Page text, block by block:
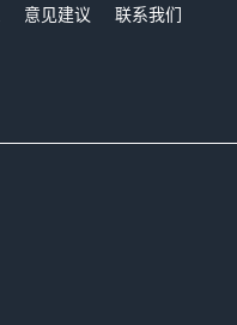
意见建议 联系我们